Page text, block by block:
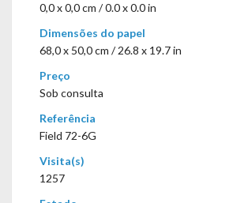
0,0 x 0,0 cm / 0.0 x 0.0 in
Dimensões do papel
68,0 x 50,0 cm / 26.8 x 19.7 in
Preço
Sob consulta
Referência
Field 72-6G
Visita(s)
1257